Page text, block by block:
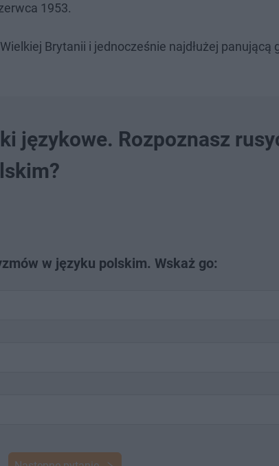
1953.
Brytanii i jednocześnie najdłużej panującą
językowe. Rozpoznasz
w języku polskim. Wskaż go: